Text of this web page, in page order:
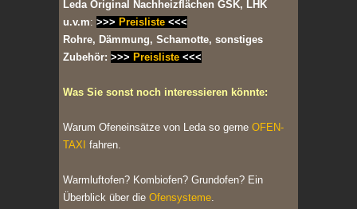
Leda Original Nachheizflächen GSK, LHK
u.v.m: >>> Preisliste <<<
Rohre, Dämmung, Schamotte, sonstiges
Zubehör: >>> Preisliste <<<
Was Sie sonst noch interessieren könnte:
Warum Ofeneinsätze von Leda so gerne OFEN-
TAXI fahren.
Warmluftofen? Kombiofen? Grundofen? Ein
Überblick über die Ofensysteme.